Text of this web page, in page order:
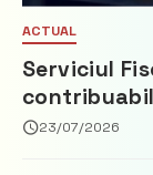
ACTUAL
Serviciul
privind
23/07/2026